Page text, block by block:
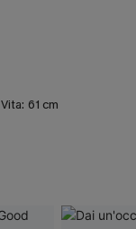
Vita: 61 cm